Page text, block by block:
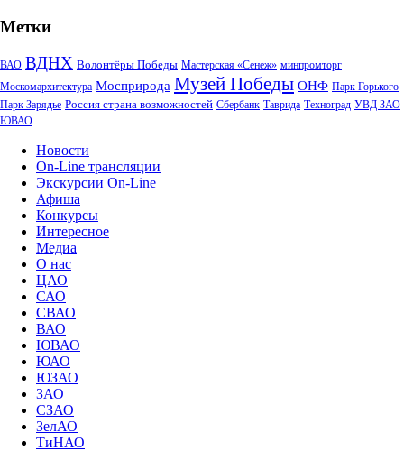
Метки
ВАО ВДНХ Волонтёры Победы Мастерская «Сенеж» минпромторг
Москомархитектура Мосприрода Музей Победы ОНФ Парк Горького
Парк Зарядье Россия страна возможностей Сбербанк Таврида Техноград УВД ЗАО
ЮВАО
Новости
On-Line трансляции
Экскурсии On-Line
Афиша
Конкурсы
Интересное
Медиа
О нас
ЦАО
САО
СВАО
ВАО
ЮВАО
ЮАО
ЮЗАО
ЗАО
СЗАО
ЗелАО
ТиНАО